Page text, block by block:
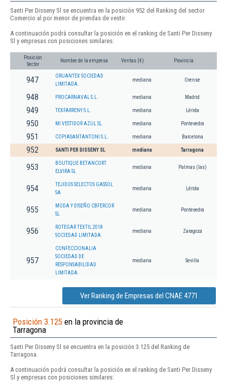
Santi Per Disseny Sl se encuentra en la posición 952 del Ranking del sector
Comercio al por menor de prendas de vestir.
A continuación podrá consultar la posición en el ranking de Santi Per Disseny
Sl y empresas con posiciones similares:
Posición
Sector
Nombre de la empresa Ventas (€) Provincia
947
ORUANTEX SOCIEDAD
LIMITADA.
mediana Orense
948 PROCARNAVAL S.L. mediana Madrid
949 TEXFARRENY S.L. mediana Lérida
950 MI VESTIDOR AZUL SL. mediana Pontevedra
951 COPIASANTANTONI S.L. mediana Barcelona
952 SANTI PER DISSENY SL mediana Tarragona
953
BOUTIQUE BETANCORT
ELVIRA SL
mediana Palmas (las)
954
TEJIDOS SELECTOS GASSOL
SA
mediana Lérida
955
MODA Y DISEÑO CBFERCOR
SL
mediana Pontevedra
956
ROTEGAR TEXTIL 2018
SOCIEDAD LIMITADA.
mediana Zaragoza
957
CONFECCIONALIA
SOCIEDAD DE
RESPONSABILIDAD
LIMITADA.
mediana Sevilla
Ver Ranking de Empresas del CNAE 4771
Posición 3.125 en la provincia de
Tarragona
Santi Per Disseny Sl se encuentra en la posición 3.125 del Ranking de
Tarragona.
A continuación podrá consultar la posición en el ranking de Santi Per Disseny
Sl y empresas con posiciones similares: